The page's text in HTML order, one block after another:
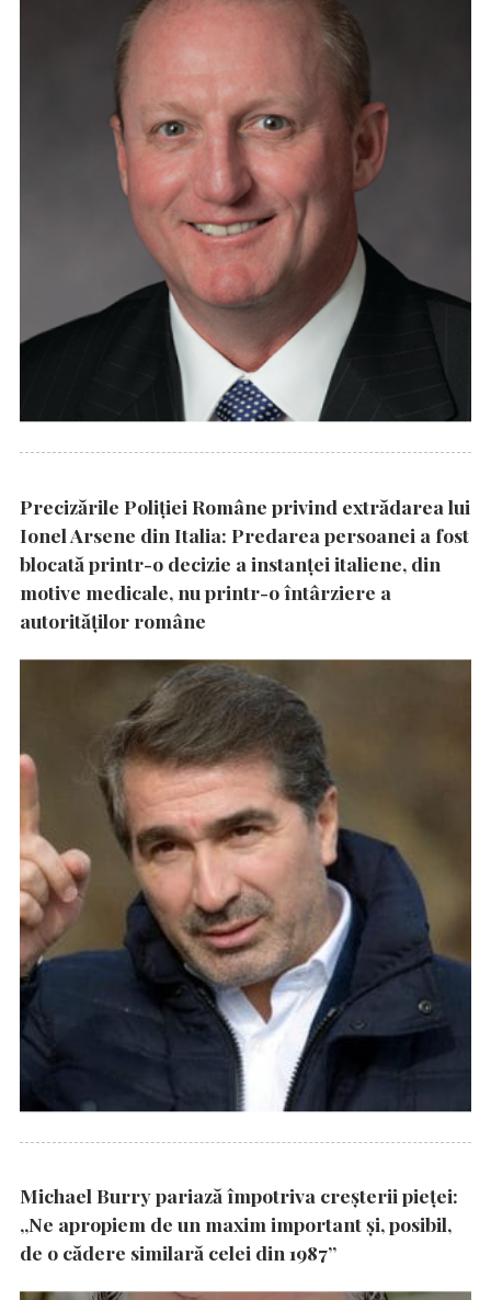
Precizările Poliţiei Române privind extrădarea lui
Ionel Arsene din Italia: Predarea persoanei a fost
blocată printr-o decizie a instanţei italiene, din
motive medicale, nu printr-o întârziere a
autorităţilor române
Michael Burry pariază împotriva creșterii pieței:
„Ne apropiem de un maxim important și, posibil,
de o cădere similară celei din 1987”